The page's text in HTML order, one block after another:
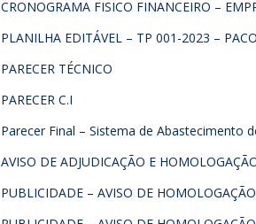
CRONOGRAMA FISICO FINANCEIRO –
PLANILHA EDITÁVEL – TP 001-2023 –
PARECER TÉCNICO
PARECER C.I
Parecer Final – Sistema de Abastecimento
AVISO DE ADJUDICAÇÃO E
PUBLICIDADE – AVISO DE